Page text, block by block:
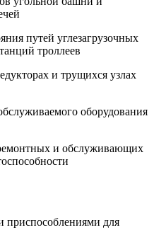
путей углезагрузочных
троллеев
и трущихся узлах
оборудования
и обслуживающих
приспособлениями для